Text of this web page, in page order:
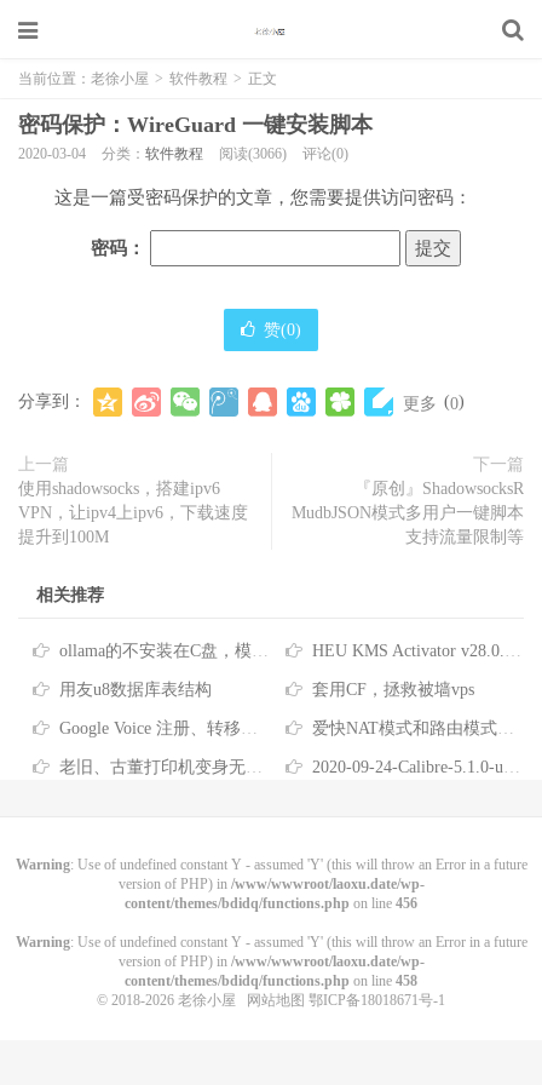
当前位置： 老徐小屋 > 软件教程 > 正文
密码保护：WireGuard 一键安装脚本
2020-03-04 分类： 软件教程 阅读(3066) 评论(0)
这是一篇受密码保护的文章，您需要提供访问密码：
密码：
赞(0)
分享到： 更多 (0)
上一篇
使用shadowsocks，搭建ipv6
VPN，让ipv4上ipv6，下载速度
提升到100M
下一篇
『原创』ShadowsocksR
MudbJSON模式多用户一键脚本
支持流量限制等
相关推荐
ollama的不安装在C盘，模型下载到其他盘 HEU KMS Activator v28.0.0 全能系统数字许可激活工具
用友u8数据库表结构 套用CF，拯救被墙vps
Google Voice 注册、转移、使用教程 爱快NAT模式和路由模式的区别及12级路由互访
老旧、古董打印机变身无线网络共享打印机！Airprint 无线打印服务器！免驱打印！ 2020-09-24-Calibre-5.1.0-utf8-魔改中文路径教程与懒人包
Warning: Use of undefined constant Y - assumed 'Y' (this will throw an Error in a future
version of PHP) in /www/wwwroot/laoxu.date/wp-
content/themes/bdidq/functions.php on line 456
Warning: Use of undefined constant Y - assumed 'Y' (this will throw an Error in a future
version of PHP) in /www/wwwroot/laoxu.date/wp-
content/themes/bdidq/functions.php on line 458
© 2018-2026 老徐小屋 网站地图 鄂ICP备18018671号-1